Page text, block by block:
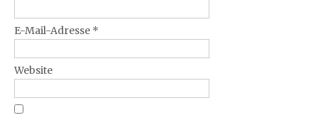
E-Mail-Adresse *
Website